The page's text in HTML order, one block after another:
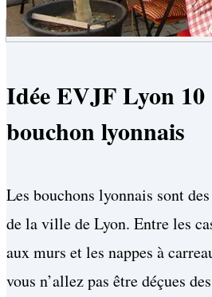
Idée EVJF Lyon
bouchon lyonnais
Les bouchons lyonnais sont
de la ville de Lyon. Entre les
aux murs et les nappes à
vous n’allez pas être déçues